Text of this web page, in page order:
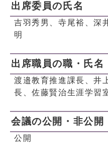
出席委員の氏名
吉羽秀男、寺尾裕、深
明
出席職員の職・氏名
渡邉教育推進課長、井
長、佐藤賢治生涯学習
会議の公開・非公開
公開